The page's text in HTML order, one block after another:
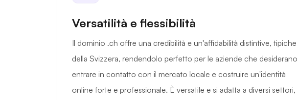
Versatilità e flessibilità
Il dominio .ch offre una credibilità e un'affidabilità distintive, tipiche
della Svizzera, rendendolo perfetto per le aziende che desiderano
entrare in contatto con il mercato locale e costruire un'identità
online forte e professionale. È versatile e si adatta a diversi settori,